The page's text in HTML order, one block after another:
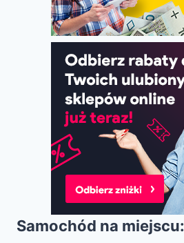
Samochód na miejscu: